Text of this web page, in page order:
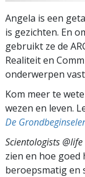
Angela is een
is gezichten. En
gebruikt ze de
Realiteit en
onderwerpen
Kom meer te
wezen en leven.
De
Scientologists @life
zien en hoe goed
beroepsmatig en